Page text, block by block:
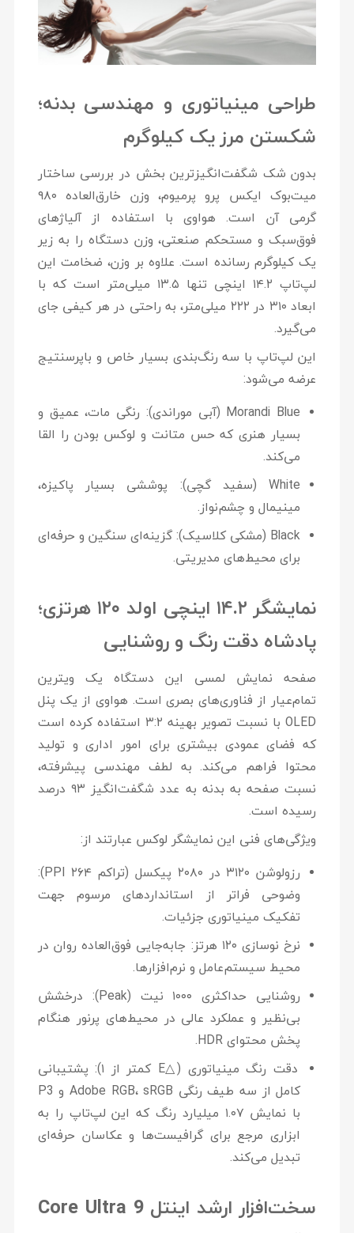
طراحی مینیاتوری و مهندسی بدنه؛
شکستن مرز یک کیلوگرم
بدون شک شگفت‌انگیزترین بخش در بررسی ساختار
میت‌بوک ایکس پرو پرمیوم، وزن خارق‌العاده ۹۸۰
گرمی آن است. هواوی با استفاده از آلیاژهای
فوق‌سبک و مستحکم صنعتی، وزن دستگاه را به زیر
یک کیلوگرم رسانده است. علاوه بر وزن، ضخامت این
لپ‌تاپ ۱۴.۲ اینچی تنها
۱۳.۵ میلی‌متر
است که با
ابعاد ۳۱۰ در ۲۲۲ میلی‌متر، به راحتی در هر کیفی جای
می‌گیرد.
این لپ‌تاپ با سه رنگ‌بندی بسیار خاص و با‌پرسنتیج
عرضه می‌شود:
Morandi Blue (آبی موراندی):
رنگی مات، عمیق و
بسیار هنری که حس متانت و لوکس بودن را القا
می‌کند.
White (سفید گچی):
پوششی بسیار پاکیزه،
مینیمال و چشم‌نواز.
Black (مشکی کلاسیک):
گزینه‌ای سنگین و حرفه‌ای
برای محیط‌های مدیریتی.
نمایشگر ۱۴.۲ اینچی اولد ۱۲۰ هرتزی؛
پادشاه دقت رنگ و روشنایی
صفحه نمایش لمسی این دستگاه یک ویترین
تمام‌عیار از فناوری‌های بصری است. هواوی از یک پنل
OLEDبا نسبت تصویر بهینه ۳:۲ استفاده کرده است
که فضای عمودی بیشتری برای امور اداری و تولید
محتوا فراهم می‌کند. به لطف مهندسی پیشرفته،
نسبت صفحه به بدنه به عدد شگفت‌انگیز ۹۳ درصد
رسیده است.
ویژگی‌های فنی این نمایشگر لوکس عبارتند از:
رزولوشن ۳۱۲۰ در ۲۰۸۰ پیکسل (تراکم ۲۶۴ PPI):
وضوحی فراتر از استانداردهای مرسوم جهت
تفکیک مینیاتوری جزئیات.
نرخ نوسازی ۱۲۰ هرتز:
جابه‌جایی فوق‌العاده روان در
محیط سیستم‌عامل و نرم‌افزارها.
روشنایی حداکثری ۱۰۰۰ نیت (Peak):
درخشش
بی‌نظیر و عملکرد عالی در محیط‌های پرنور هنگام
پخش محتوای HDR.
دقت رنگ مینیاتوری (△E کمتر از ۱):
پشتیبانی
کامل از سه طیف رنگی Adobe RGB، sRGB و P3
با نمایش ۱.۰۷ میلیارد رنگ که این لپ‌تاپ را به
ابزاری مرجع برای گرافیست‌ها و عکاسان حرفه‌ای
تبدیل می‌کند.
سخت‌افزار ارشد اینتل Core Ultra 9